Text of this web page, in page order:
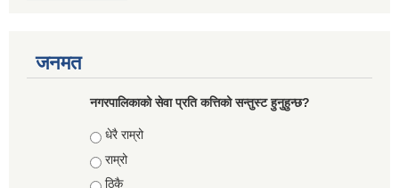
जनमत
नगरपालिकाको सेवा प्रति कत्तिको सन्तुस्ट हुनुहुन्छ?
Choices
धेरै राम्रो
राम्रो
ठिकै